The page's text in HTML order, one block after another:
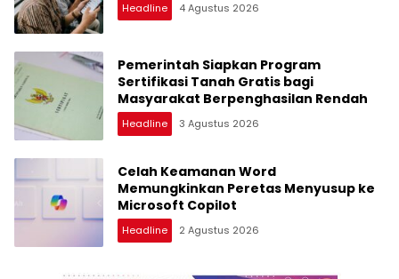
Headline 4 Agustus 2026
Pemerintah Siapkan Program
Sertifikasi Tanah Gratis bagi
Masyarakat Berpenghasilan Rendah
Headline 3 Agustus 2026
Celah Keamanan Word
Memungkinkan Peretas Menyusup ke
Microsoft Copilot
Headline 2 Agustus 2026